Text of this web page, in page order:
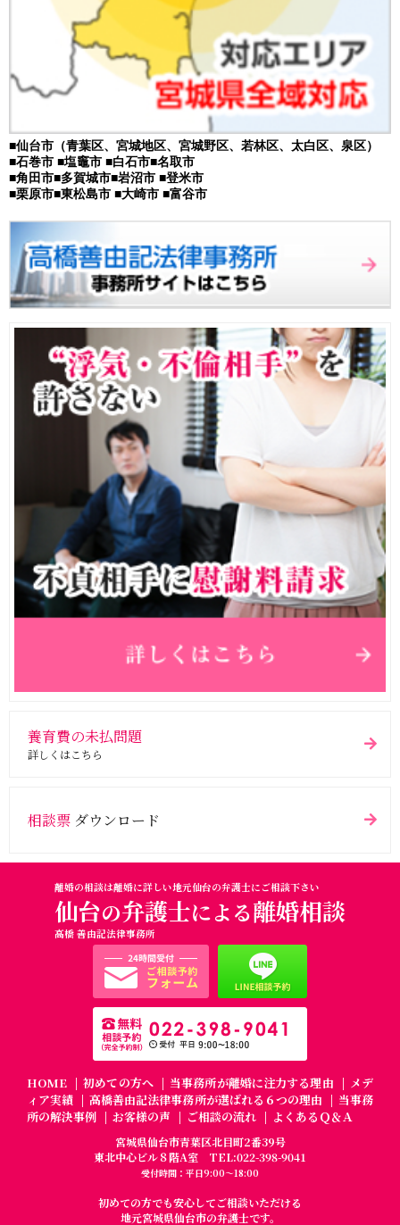
■仙台市（青葉区、宮城地区、宮城野区、若林区、太白区、泉区）
■石巻市 ■塩竈市 ■白石市■名取市
■角田市■多賀城市■岩沼市 ■登米市
■栗原市■東松島市 ■大崎市 ■富谷市
養育費の未払問題
詳しくはこちら
相談票 ダウンロード
離婚の相談は離婚に詳しい地元仙台の弁護士にご相談下さい
仙台の弁護士による離婚相談
高橋 善由記法律事務所
HOME 初めての方へ 当事務所が離婚に注力する理由
メデ
ィア実績
高橋善由記法律事務所が選ばれる６つの理由
当事務
所の解決事例
お客様の声 ご相談の流れ よくあるＱ＆Ａ
宮城県仙台市青葉区北目町2番39号
東北中心ビル８階A室 TEL:022-398-9041
受付時間：平日9:00～18:00
初めての方でも安心してご相談いただける
地元宮城県仙台市の弁護士です。